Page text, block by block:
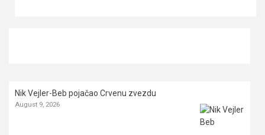
Nik Vejler-Beb pojačao Crvenu zvezdu
August 9, 2026